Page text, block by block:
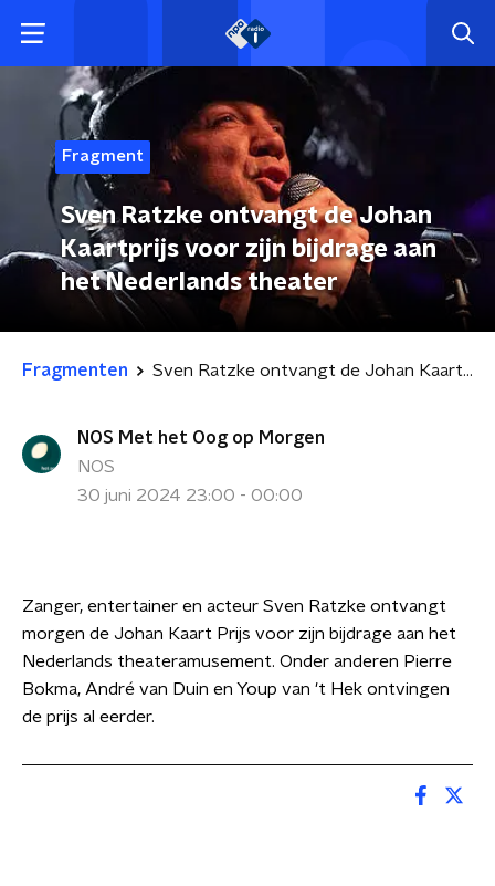
Fragment
Sven Ratzke ontvangt de Johan
Kaartprijs voor zijn bijdrage aan
het Nederlands theater
Fragmenten Sven Ratzke ontvangt de Johan Kaartprijs voor zijn bijdrage aan het Nederlands theater
NOS Met het Oog op Morgen
NOS
30 juni 2024 23:00 - 00:00
Zanger, entertainer en acteur Sven Ratzke ontvangt
morgen de Johan Kaart Prijs voor zijn bijdrage aan het
Nederlands theateramusement. Onder anderen Pierre
Bokma, André van Duin en Youp van 't Hek ontvingen
de prijs al eerder.